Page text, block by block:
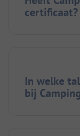
certificaat?
In welke
bij